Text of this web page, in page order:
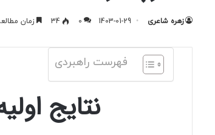
زهره شاعری 1403-01-29
0
34 زمان
فهرست راهبردی
نتایج اولیه